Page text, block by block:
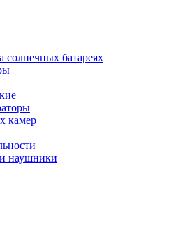
солнечных батареях
камер
наушники